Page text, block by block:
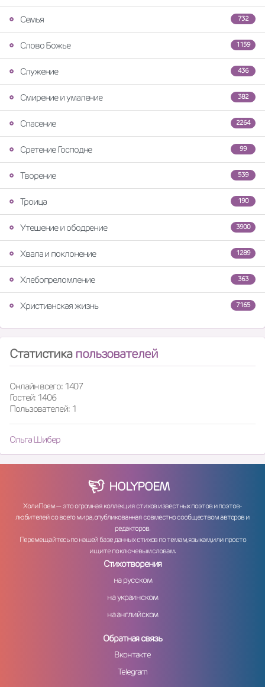
732
Семья
1159
Слово Божье
436
Служение
382
Смирение и умаление
2264
Спасение
99
Сретение Господне
539
Творение
190
Троица
3900
Утешение и ободрение
1289
Хвала и поклонение
363
Хлебопреломление
7165
Христианская жизнь
Статистика пользователей
Онлайн всего: 1407
Гостей: 1406
Пользователей: 1
Ольга Шибер
HOLYPOEM
ХолиПоем — это огромная коллекция стихов известных поэтов и поэтов-
любителей со всего мира, опубликованная совместно сообществом авторов и
редакторов.
Перемещайтесь по нашей базе данных стихов по темам, языкам, или просто
ищите по ключевым словам.
Стихотворения
на русском
на украинском
на английском
Обратная связь
Вконтакте
Telegram